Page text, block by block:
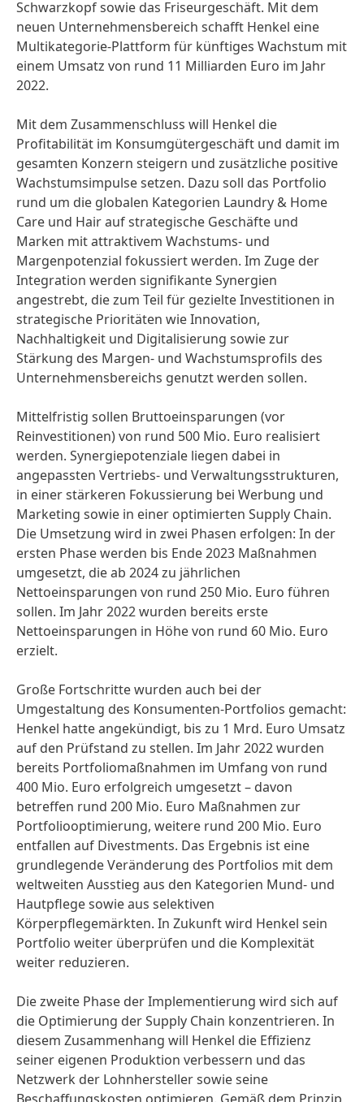
Schwarzkopf sowie das Friseurgeschäft. Mit dem
neuen Unternehmensbereich schafft Henkel eine
Multikategorie-Plattform für künftiges Wachstum mit
einem Umsatz von rund 11 Milliarden Euro im Jahr
2022.
Mit dem Zusammenschluss will Henkel die
Profitabilität im Konsumgütergeschäft und damit im
gesamten Konzern steigern und zusätzliche positive
Wachstumsimpulse setzen. Dazu soll das Portfolio
rund um die globalen Kategorien Laundry & Home
Care und Hair auf strategische Geschäfte und
Marken mit attraktivem Wachstums- und
Margenpotenzial fokussiert werden. Im Zuge der
Integration werden signifikante Synergien
angestrebt, die zum Teil für gezielte Investitionen in
strategische Prioritäten wie Innovation,
Nachhaltigkeit und Digitalisierung sowie zur
Stärkung des Margen- und Wachstumsprofils des
Unternehmensbereichs genutzt werden sollen.
Mittelfristig sollen Bruttoeinsparungen (vor
Reinvestitionen) von rund 500 Mio. Euro realisiert
werden. Synergiepotenziale liegen dabei in
angepassten Vertriebs- und Verwaltungsstrukturen,
in einer stärkeren Fokussierung bei Werbung und
Marketing sowie in einer optimierten Supply Chain.
Die Umsetzung wird in zwei Phasen erfolgen: In der
ersten Phase werden bis Ende 2023 Maßnahmen
umgesetzt, die ab 2024 zu jährlichen
Nettoeinsparungen von rund 250 Mio. Euro führen
sollen. Im Jahr 2022 wurden bereits erste
Nettoeinsparungen in Höhe von rund 60 Mio. Euro
erzielt.
Große Fortschritte wurden auch bei der
Umgestaltung des Konsumenten-Portfolios gemacht:
Henkel hatte angekündigt, bis zu 1 Mrd. Euro Umsatz
auf den Prüfstand zu stellen. Im Jahr 2022 wurden
bereits Portfoliomaßnahmen im Umfang von rund
400 Mio. Euro erfolgreich umgesetzt – davon
betreffen rund 200 Mio. Euro Maßnahmen zur
Portfoliooptimierung, weitere rund 200 Mio. Euro
entfallen auf Divestments. Das Ergebnis ist eine
grundlegende Veränderung des Portfolios mit dem
weltweiten Ausstieg aus den Kategorien Mund- und
Hautpflege sowie aus selektiven
Körperpflegemärkten. In Zukunft wird Henkel sein
Portfolio weiter überprüfen und die Komplexität
weiter reduzieren.
Die zweite Phase der Implementierung wird sich auf
die Optimierung der Supply Chain konzentrieren. In
diesem Zusammenhang will Henkel die Effizienz
seiner eigenen Produktion verbessern und das
Netzwerk der Lohnhersteller sowie seine